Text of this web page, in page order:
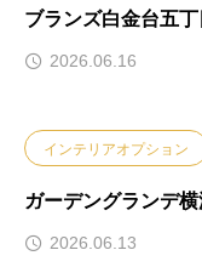
ブランズ白金台五丁
2026.06.16
インテリアオプション
ガーデングランデ
2026.06.13